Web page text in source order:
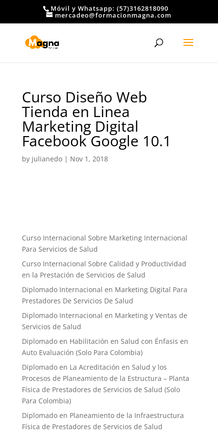
Móvil y Whatsapp: (57)3162818090
mercadeo@formacionmagna.com
Curso Diseño Web
Tienda en Linea
Marketing Digital
Facebook Google 10.1
by julianedo| Nov 1, 2018
Curso Internacional Sobre Marketing Internacional
Para Servicios de Salud
Curso Internacional Sobre Calidad y Productividad
en la Prestación de Servicios de Salud
Diplomado Internacional en Marketing Digital Para
Prestadores De Servicios De Salud
Diplomado Internacional en Marketing y Ventas de
Servicios de Salud
Diplomado en Habilitación en Salud con Énfasis en
Auto Evaluación ​(Solo Para Colombia)
Diplomado en La Acreditación en Salud y los
Procesos de Planeamiento de la Estructura – Planta
Física de Prestadores de Servicios de Salud (Solo
Para Colombia)
Diplomado en Planeamiento de la Infraestructura
Física de Prestadores de Servicios de Salud